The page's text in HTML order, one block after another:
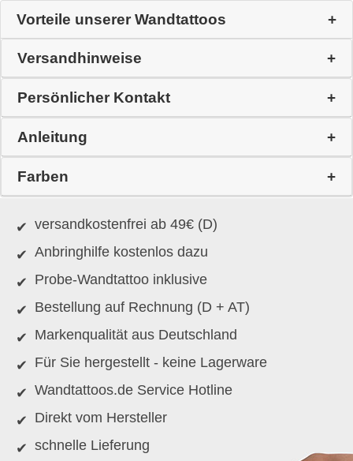
Vorteile unserer Wandtattoos
Versandhinweise
Persönlicher Kontakt
Anleitung
Farben
versandkostenfrei ab 49€ (D)
Anbringhilfe kostenlos dazu
Probe-Wandtattoo inklusive
Bestellung auf Rechnung (D + AT)
Markenqualität aus Deutschland
Für Sie hergestellt - keine Lagerware
Wandtattoos.de Service Hotline
Direkt vom Hersteller
schnelle Lieferung